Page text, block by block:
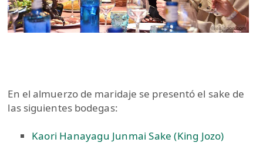
En el almuerzo de maridaje se presentó el sake de
las siguientes bodegas:
Kaori Hanayagu Junmai Sake (King Jozo)